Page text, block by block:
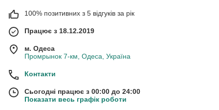
100% позитивних з 5 відгуків за рік
Працює з 18.12.2019
м. Одеса
Промрынок 7-км, Одеса, Україна
Контакти
Сьогодні працює з 00:00 до 24:00
Показати весь графік роботи